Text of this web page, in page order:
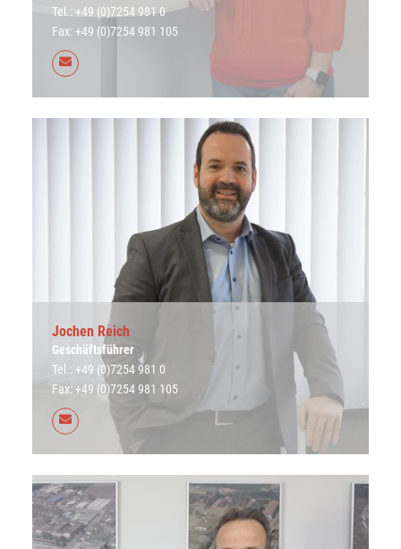
Tel.: +49 (0)7254 981 0
Fax: +49 (0)7254 981 105
Jochen Reich
Geschäftsführer
Tel.: +49 (0)7254 981 0
Fax: +49 (0)7254 981 105